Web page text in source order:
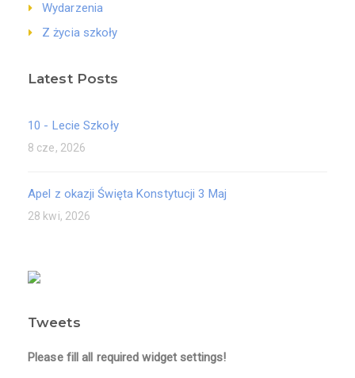
Wydarzenia
Z życia szkoły
Latest Posts
10 - Lecie Szkoły
8 cze, 2026
Apel z okazji Święta Konstytucji 3 Maj
28 kwi, 2026
Tweets
Please fill all required widget settings!